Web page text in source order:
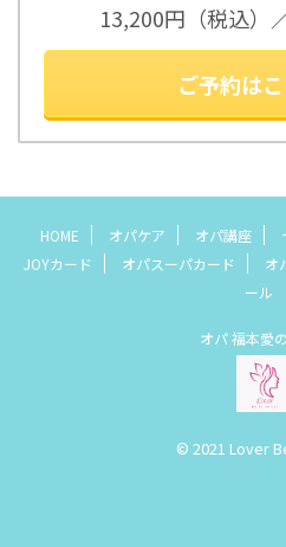
13,200円（税込）
ご予約は
HOME オパケア オパ講座
JOYカード
オパスーパカード オ
ール
オパ 福本愛
© 2021 Lover